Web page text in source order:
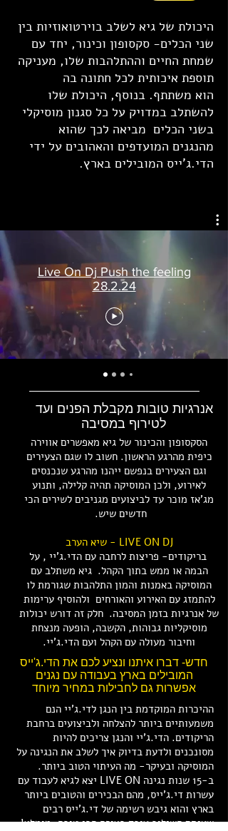
היכולת של גיא לשלב בוירטואוזיות בין
שני הכלים- סקסופון וכינור, יחד עם
שמחת החיים וההתלהבות שלו, מעניקה
תוספת איכותית לכל חתונה בה
הוא משתתף. בנוסף, היכולת שלו
להשתלב במדויק על כל סגנון מוסיקלי
בשני הכלים מביאה לכך שהוא
מהנגנים המועדפים והאהובים על ידי
הדי.ג'ייס המובילים בארץ.
Live On Dj Push the feeling
28.2.24
אנרגיות טובות מקבלת הפנים ועד
לטירוף במסיבה
הסקסופון והכינור של גיא מאפשרים אווירה
כיפית מהרגע הראשון. חשוב לו שגם הצעירים
וגם הצעירים בנפשם ייהנו מהרגע שנכנסים
לאירוע, ולכן המוסיקה תהיה קלילה, ותנוע
מג'אז מוכר עד לביצועים מגניבים לשירים הכי
חדשים שיש.
LIVE ON DJ - שיא הערב
בריקודים- פריצות לרחבה עם הדי.ג'יי , על
הבמה או ממש בתוך הקהל. גיא משתלב עם
המוסיקה באמנות והמון התלהבות שגורמת לו
להתמזג עם האירוע והאורחים ולהוסיף ערימות
של אנרגיות בזמן המסיבה. חלק זה דורש יכולות
מוסיקליות גבוהות, הקשבה, הופעה מנצחת
וחיבור מעולה עם הקהל ועם הדי.ג'יי.
חדש- דברו איתנו ונציע לכם את הדי.ג'ייס
המובילים בארץ בעבודה עם נגנים
אפשרות גם לחבילות במחיר מיוחד
ההיכרות המוקדמת בין הנגן לדי.ג'יי הנם
משמעותיים ביותר להצלחה ולביצועים ברחבת
הריקודים. הדי.ג'יי והנגן צריכים להיות
מסונכנים ולדעת בדיוק איך לשלב את הנגינה על
המוסיקה ובעיקר- מה העיתוי הטוב ביותר.
ב-15 שנות נגינה LIVE ON יצא לגיא לעבוד עם
עשרות די.ג'ייס, מהם הבכירים והטובים ביותר
בארץ והוא גיבש רשימה של די.ג'ייס רבים
שאיתם השילוב עובד בצורה הכי טובה. מומלץ!